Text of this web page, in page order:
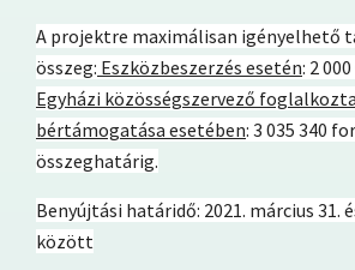
A projektre maximálisan igényelhető
összeg: Eszközbeszerzés esetén: 2
Egyházi közösségszervező
bértámogatása esetében: 3 035 340
összeghatárig.
Benyújtási határidő: 2021. március 31.
között